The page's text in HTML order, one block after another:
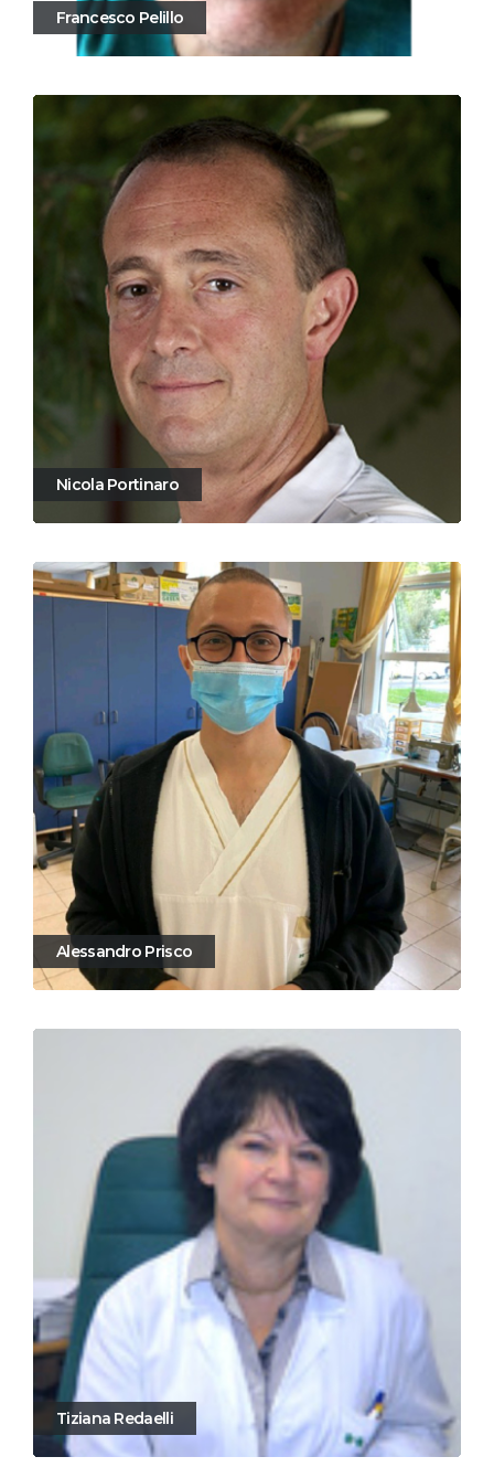
Francesco Pelillo
Nicola Portinaro
Alessandro Prisco
Tiziana Redaelli